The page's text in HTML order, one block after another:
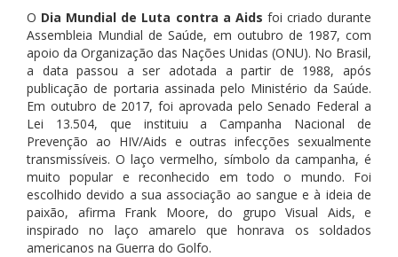
O Dia Mundial de Luta contra a Aids foi criado durante
Assembleia Mundial de Saúde, em outubro de 1987, com
apoio da Organização das Nações Unidas (ONU). No Brasil,
a data passou a ser adotada a partir de 1988, após
publicação de portaria assinada pelo Ministério da Saúde.
Em outubro de 2017, foi aprovada pelo Senado Federal a
Lei 13.504, que instituiu a Campanha Nacional de
Prevenção ao HIV/Aids e outras infecções sexualmente
transmissíveis. O laço vermelho, símbolo da campanha, é
muito popular e reconhecido em todo o mundo. Foi
escolhido devido a sua associação ao sangue e à ideia de
paixão, afirma Frank Moore, do grupo Visual Aids, e
inspirado no laço amarelo que honrava os soldados
americanos na Guerra do Golfo.